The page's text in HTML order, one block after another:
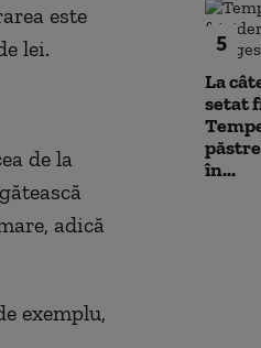
este
lei.
de la
adică
exemplu,
5
La
setat
în...